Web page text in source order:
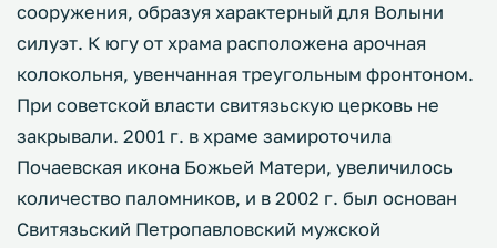
сооружения, образуя характерный для Волыни
силуэт. К югу от храма расположена арочная
колокольня, увенчанная треугольным фронтоном.
При советской власти свитязьскую церковь не
закрывали. 2001 г. в храме замироточила
Почаевская икона Божьей Матери, увеличилось
количество паломников, и в 2002 г. был основан
Свитязьский Петропавловский мужской